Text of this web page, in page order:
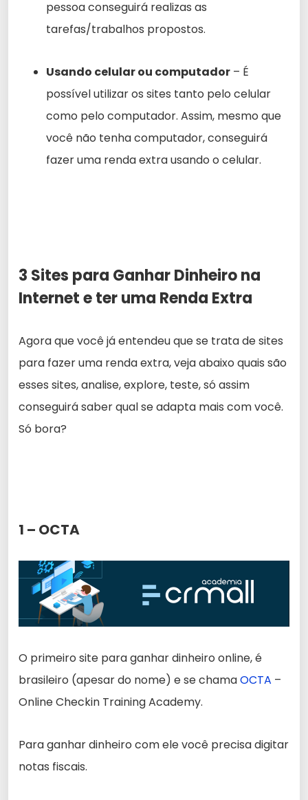
pessoa conseguirá realizas as
tarefas/trabalhos propostos.
Usando celular ou computador – É
possível utilizar os sites tanto pelo celular
como pelo computador. Assim, mesmo que
você não tenha computador, conseguirá
fazer uma renda extra usando o celular.
3 Sites para Ganhar Dinheiro na
Internet e ter uma Renda Extra
Agora que você já entendeu que se trata de sites
para fazer uma renda extra, veja abaixo quais são
esses sites, analise, explore, teste, só assim
conseguirá saber qual se adapta mais com você.
Só bora?
1 – OCTA
O primeiro site para ganhar dinheiro online, é
brasileiro (apesar do nome) e se chamaOCTA –
Online Checkin Training Academy.
Para ganhar dinheiro com ele você precisa digitar
notas fiscais.